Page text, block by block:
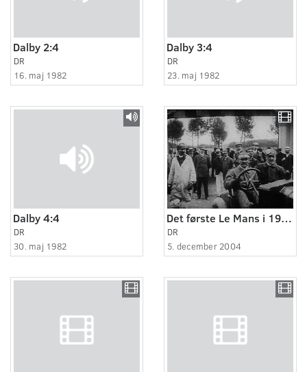
Dalby 2:4
DR
16. maj 1982
Dalby 3:4
DR
23. maj 1982
Dalby 4:4
DR
30. maj 1982
Det første Le Mans i 1906
DR
5. december 2004